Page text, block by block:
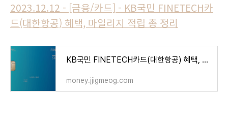
2023.12.12 - [금융/카드] - KB국민 FINETECH카
드(대한항공) 혜택, 마일리지 적립 총 정리
KB국민 FINETECH카드(대한항공) 혜택, 마일리지 적립 총 정리
money.jjigmeog.com